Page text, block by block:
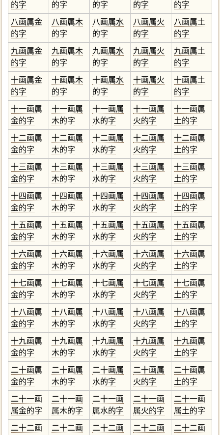
的字
的字
的字
的字
的字
八画属金
的字
八画属木
的字
八画属水
的字
八画属火
的字
八画属土
的字
九画属金
的字
九画属木
的字
九画属水
的字
九画属火
的字
九画属土
的字
十画属金
的字
十画属木
的字
十画属水
的字
十画属火
的字
十画属土
的字
十一画属
金的字
十一画属
木的字
十一画属
水的字
十一画属
火的字
十一画属
土的字
十二画属
金的字
十二画属
木的字
十二画属
水的字
十二画属
火的字
十二画属
土的字
十三画属
金的字
十三画属
木的字
十三画属
水的字
十三画属
火的字
十三画属
土的字
十四画属
金的字
十四画属
木的字
十四画属
水的字
十四画属
火的字
十四画属
土的字
十五画属
金的字
十五画属
木的字
十五画属
水的字
十五画属
火的字
十五画属
土的字
十六画属
金的字
十六画属
木的字
十六画属
水的字
十六画属
火的字
十六画属
土的字
十七画属
金的字
十七画属
木的字
十七画属
水的字
十七画属
火的字
十七画属
土的字
十八画属
金的字
十八画属
木的字
十八画属
水的字
十八画属
火的字
十八画属
土的字
十九画属
金的字
十九画属
木的字
十九画属
水的字
十九画属
火的字
十九画属
土的字
二十画属
金的字
二十画属
木的字
二十画属
水的字
二十画属
火的字
二十画属
土的字
二十一画
属金的字
二十一画
属木的字
二十一画
属水的字
二十一画
属火的字
二十一画
属土的字
二十二画
二十二画
二十二画
二十二画
二十二画